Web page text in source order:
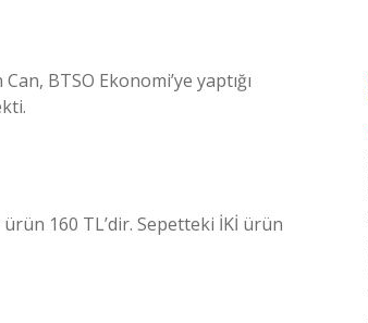
BTSO Ekonomi’ye yaptığı
160 TL’dir. Sepetteki İKİ ürün